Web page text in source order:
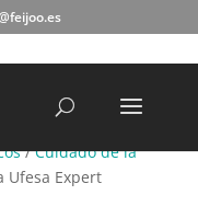
/Cuidado de la
Ufesa Expert